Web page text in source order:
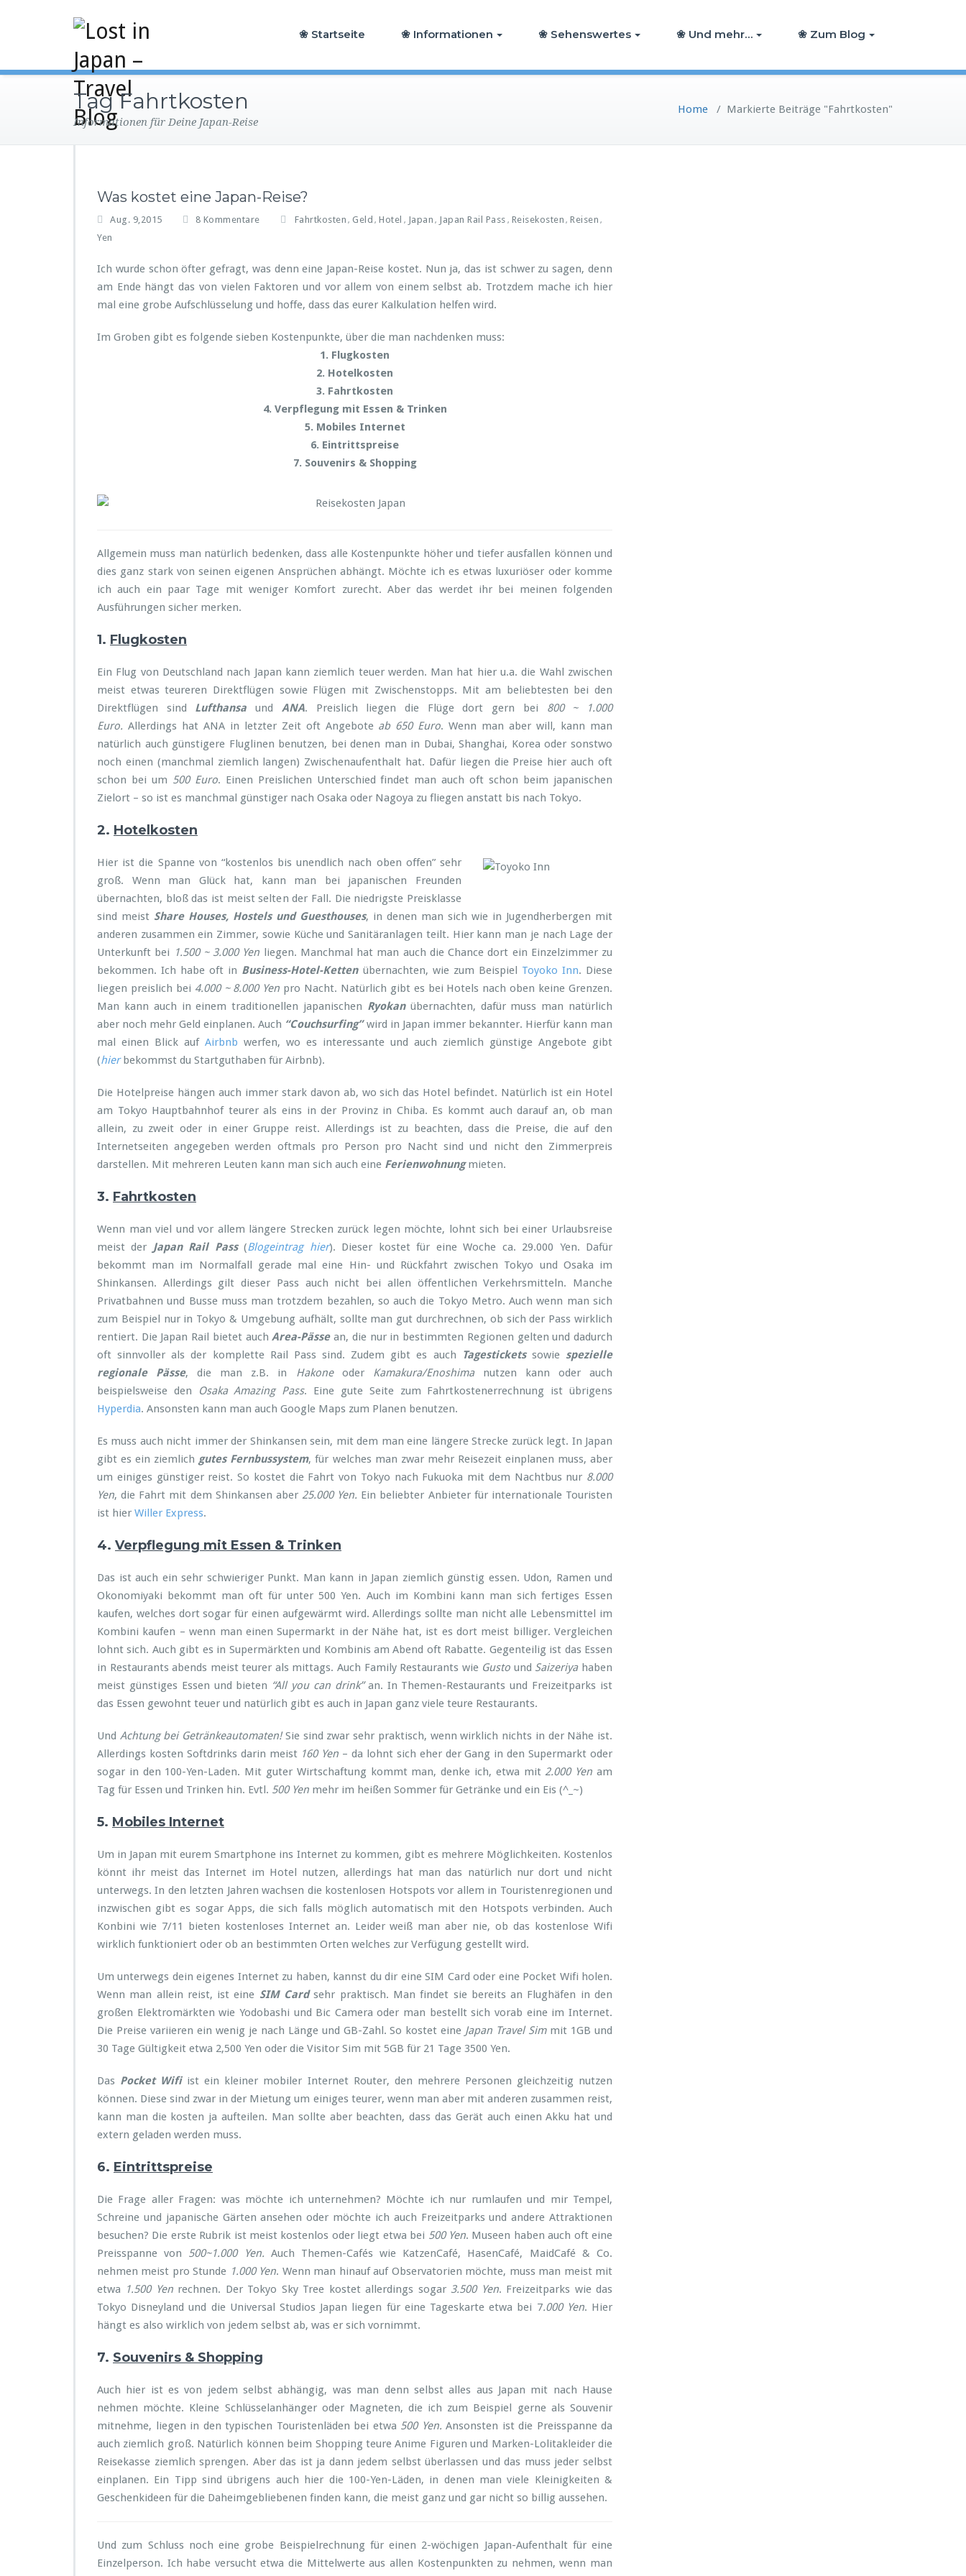
❀ Startseite ❀ Informationen ❀ Sehenswertes ❀ Und mehr… ❀ Zum Blog
Tag Fahrtkosten
Informationen für Deine Japan-Reise
Home / Markierte Beiträge "Fahrtkosten"
Was kostet eine Japan-Reise?
Aug. 9,2015 8 Kommentare
s
k
o
t
n
i
e?
Fahrtkosten , Geld , Hotel , Japan , Japan Rail Pass , Reisekosten , Reisen ,
Yen
Ich wurde schon öfter gefragt, was denn eine Japan-Reise kostet. Nun ja, das ist schwer zu sagen, denn
am Ende hängt das von vielen Faktoren und vor allem von einem selbst ab. Trotzdem mache ich hier
mal eine grobe Aufschlüsselung und hoffe, dass das eurer Kalkulation helfen wird.
Im Groben gibt es folgende sieben Kostenpunkte, über die man nachdenken muss:
1. Flugkosten
2. Hotelkosten
3. Fahrtkosten
4. Verpflegung mit Essen & Trinken
5. Mobiles Internet
6. Eintrittspreise
7. Souvenirs & Shopping
Allgemein muss man natürlich bedenken, dass alle Kostenpunkte höher und tiefer ausfallen können und
dies ganz stark von seinen eigenen Ansprüchen abhängt. Möchte ich es etwas luxuriöser oder komme
ich auch ein paar Tage mit weniger Komfort zurecht. Aber das werdet ihr bei meinen folgenden
Ausführungen sicher merken.
1. Flugkosten
Ein Flug von Deutschland nach Japan kann ziemlich teuer werden. Man hat hier u.a. die Wahl zwischen
meist etwas teureren Direktflügen sowie Flügen mit Zwischenstopps. Mit am beliebtesten bei den
Direktflügen sind Lufthansa und ANA. Preislich liegen die Flüge dort gern bei 800 ~ 1.000
Euro. Allerdings hat ANA in letzter Zeit oft Angeboteab 650 Euro. Wenn man aber will, kann man
natürlich auch günstigere Fluglinen benutzen, bei denen man in Dubai, Shanghai, Korea oder sonstwo
noch einen (manchmal ziemlich langen) Zwischenaufenthalt hat. Dafür liegen die Preise hier auch oft
schon bei um 500 Euro. Einen Preislichen Unterschied findet man auch oft schon beim japanischen
Zielort – so ist es manchmal günstiger nach Osaka oder Nagoya zu fliegen anstatt bis nach Tokyo.
2. Hotelkosten
Hier ist die Spanne von “kostenlos bis unendlich nach oben offen” sehr
groß. Wenn man Glück hat, kann man bei japanischen Freunden
übernachten, bloß das ist meist selten der Fall. Die niedrigste Preisklasse
sind meist Share Houses, Hostels und Guesthouses, in denen man sich wie in Jugendherbergen mit
anderen zusammen ein Zimmer, sowie Küche und Sanitäranlagen teilt. Hier kann man je nach Lage der
Unterkunft bei 1.500 ~ 3.000 Yen liegen. Manchmal hat man auch die Chance dort ein Einzelzimmer zu
bekommen. Ich habe oft in Business-Hotel-Kettenübernachten, wie zum Beispiel Toyoko Inn. Diese
liegen preislich bei 4.000 ~ 8.000 Yen pro Nacht. Natürlich gibt es bei Hotels nach oben keine Grenzen.
Man kann auch in einem traditionellen japanischen Ryokan übernachten, dafür muss man natürlich
aber noch mehr Geld einplanen. Auch “Couchsurfing” wird in Japan immer bekannter. Hierfür kann man
mal einen Blick auf Airbnb werfen, wo es interessante und auch ziemlich günstige Angebote gibt
(hierbekommst du Startguthaben für Airbnb).
Die Hotelpreise hängen auch immer stark davon ab, wo sich das Hotel befindet. Natürlich ist ein Hotel
am Tokyo Hauptbahnhof teurer als eins in der Provinz in Chiba. Es kommt auch darauf an, ob man
allein, zu zweit oder in einer Gruppe reist. Allerdings ist zu beachten, dass die Preise, die auf den
Internetseiten angegeben werden oftmals pro Person pro Nacht sind und nicht den Zimmerpreis
darstellen. Mit mehreren Leuten kann man sich auch eine Ferienwohnungmieten.
3. Fahrtkosten
Wenn man viel und vor allem längere Strecken zurück legen möchte, lohnt sich bei einer Urlaubsreise
meist der Japan Rail Pass(Blogeintrag hier). Dieser kostet für eine Woche ca. 29.000 Yen. Dafür
bekommt man im Normalfall gerade mal eine Hin- und Rückfahrt zwischen Tokyo und Osaka im
Shinkansen. Allerdings gilt dieser Pass auch nicht bei allen öffentlichen Verkehrsmitteln. Manche
Privatbahnen und Busse muss man trotzdem bezahlen, so auch die Tokyo Metro. Auch wenn man sich
zum Beispiel nur in Tokyo & Umgebung aufhält, sollte man gut durchrechnen, ob sich der Pass wirklich
rentiert. Die Japan Rail bietet auchArea-Pässean, die nur in bestimmten Regionen gelten und dadurch
oft sinnvoller als der komplette Rail Pass sind. Zudem gibt es auch
Tagesticketssowie spezielle
regionale Pässe, die man z.B. in Hakoneoder Kamakura/Enoshimanutzen kann oder auch
beispielsweise den
Osaka Amazing Pass. Eine gute Seite zum Fahrtkostenerrechnung ist übrigens
Hyperdia. Ansonsten kann man auch Google Maps zum Planen benutzen.
Es muss auch nicht immer der Shinkansen sein, mit dem man eine längere Strecke zurück legt. In Japan
gibt es ein ziemlich gutes Fernbussystem, für welches man zwar mehr Reisezeit einplanen muss, aber
um einiges günstiger reist. So kostet die Fahrt von Tokyo nach Fukuoka mit dem Nachtbus nur 8.000
Yen, die Fahrt mit dem Shinkansen aber 25.000 Yen. Ein beliebter Anbieter für internationale Touristen
ist hier Willer Express.
4. Verpflegung mit Essen & Trinken
Das ist auch ein sehr schwieriger Punkt. Man kann in Japan ziemlich günstig essen. Udon, Ramen und
Okonomiyaki bekommt man oft für unter 500 Yen. Auch im Kombini kann man sich fertiges Essen
kaufen, welches dort sogar für einen aufgewärmt wird. Allerdings sollte man nicht alle Lebensmittel im
Kombini kaufen – wenn man einen Supermarkt in der Nähe hat, ist es dort meist billiger. Vergleichen
lohnt sich. Auch gibt es in Supermärkten und Kombinis am Abend oft Rabatte. Gegenteilig ist das Essen
in Restaurants abends meist teurer als mittags. Auch Family Restaurants wie Gusto und Saizeriyahaben
meist günstiges Essen und bieten “All you can drink”an. In Themen-Restaurants und Freizeitparks ist
das Essen gewohnt teuer und natürlich gibt es auch in Japan ganz viele teure Restaurants.
Und Achtung bei Getränkeautomaten!Sie sind zwar sehr praktisch, wenn wirklich nichts in der Nähe ist.
Allerdings kosten Softdrinks darin meist 160 Yen – da lohnt sich eher der Gang in den Supermarkt oder
sogar in den 100-Yen-Laden. Mit guter Wirtschaftung kommt man, denke ich, etwa mit2.000 Yen am
Tag für Essen und Trinken hin. Evtl. 500 Yen mehr im heißen Sommer für Getränke und ein Eis (^_~)
5. Mobiles Internet
Um in Japan mit eurem Smartphone ins Internet zu kommen, gibt es mehrere Möglichkeiten. Kostenlos
könnt ihr meist das Internet im Hotel nutzen, allerdings hat man das natürlich nur dort und nicht
unterwegs. In den letzten Jahren wachsen die kostenlosen Hotspots vor allem in Touristenregionen und
inzwischen gibt es sogar Apps, die sich falls möglich automatisch mit den Hotspots verbinden. Auch
Konbini wie 7/11 bieten kostenloses Internet an. Leider weiß man aber nie, ob das kostenlose Wifi
wirklich funktioniert oder ob an bestimmten Orten welches zur Verfügung gestellt wird.
Um unterwegs dein eigenes Internet zu haben, kannst du dir eine SIM Card oder eine Pocket Wifi holen.
Wenn man allein reist, ist eine SIM Card sehr praktisch. Man findet sie bereits an Flughäfen in den
großen Elektromärkten wie Yodobashi und Bic Camera oder man bestellt sich vorab eine im Internet.
Die Preise variieren ein wenig je nach Länge und GB-Zahl. So kostet eine Japan Travel Simmit 1GB und
30 Tage Gültigkeit etwa 2,500 Yen oder die Visitor Sim mit 5GB für 21 Tage 3500 Yen.
Das Pocket Wifi ist ein kleiner mobiler Internet Router, den mehrere Personen gleichzeitig nutzen
können. Diese sind zwar in der Mietung um einiges teurer, wenn man aber mit anderen zusammen reist,
kann man die kosten ja aufteilen. Man sollte aber beachten, dass das Gerät auch einen Akku hat und
extern geladen werden muss.
6. Eintrittspreise
Die Frage aller Fragen: was möchte ich unternehmen? Möchte ich nur rumlaufen und mir Tempel,
Schreine und japanische Gärten ansehen oder möchte ich auch Freizeitparks und andere Attraktionen
besuchen? Die erste Rubrik ist meist kostenlos oder liegt etwa bei 500 Yen. Museen haben auch oft eine
Preisspanne von 500~1.000 Yen. Auch Themen-Cafés wie KatzenCafé, HasenCafé, MaidCafé & Co.
nehmen meist pro Stunde 1.000 Yen. Wenn man hinauf auf Observatorien möchte, muss man meist mit
etwa 1.500 Yen rechnen. Der Tokyo Sky Tree kostet allerdings sogar 3.500 Yen. Freizeitparks wie das
Tokyo Disneyland und die Universal Studios Japan liegen für eine Tageskarte etwa bei 7.000 Yen. Hier
hängt es also wirklich von jedem selbst ab, was er sich vornimmt.
7. Souvenirs & Shopping
Auch hier ist es von jedem selbst abhängig, was man denn selbst alles aus Japan mit nach Hause
nehmen möchte. Kleine Schlüsselanhänger oder Magneten, die ich zum Beispiel gerne als Souvenir
mitnehme, liegen in den typischen Touristenläden bei etwa 500 Yen. Ansonsten ist die Preisspanne da
auch ziemlich groß. Natürlich können beim Shopping teure Anime Figuren und Marken-Lolitakleider die
Reisekasse ziemlich sprengen. Aber das ist ja dann jedem selbst überlassen und das muss jeder selbst
einplanen. Ein Tipp sind übrigens auch hier die 100-Yen-Läden, in denen man viele Kleinigkeiten &
Geschenkideen für die Daheimgebliebenen finden kann, die meist ganz und gar nicht so billig aussehen.
Und zum Schluss noch eine grobe Beispielrechnung für einen 2-wöchigen Japan-Aufenthalt für eine
Einzelperson. Ich habe versucht etwa die Mittelwerte aus allen Kostenpunkten zu nehmen, wenn man